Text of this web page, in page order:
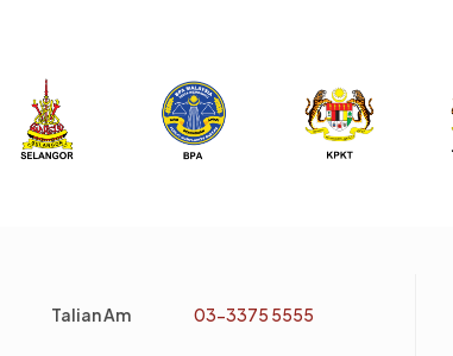
Talian Am 03-3375 5555